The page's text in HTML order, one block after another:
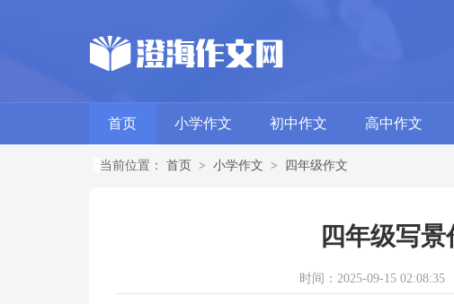
首页 小学作文 初中作文 高中作文
当前位置： 首页 > 小学作文 > 四年级作文
四年级写景
时间：2025-09-15 02:08:35